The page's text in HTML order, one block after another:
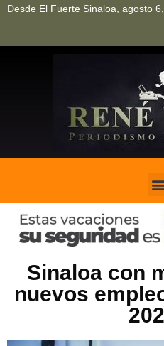
Desde El Fuerte Sinaloa, agosto
Sinaloa con
nuevos